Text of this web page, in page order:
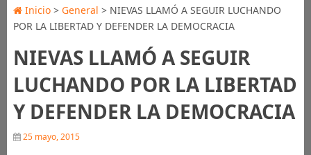
Inicio> General > NIEVAS LLAMÓ A SEGUIR LUCHANDO
POR LA LIBERTAD Y DEFENDER LA DEMOCRACIA
NIEVAS LLAMÓ A SEGUIR
LUCHANDO POR LA LIBERTAD
Y DEFENDER LA DEMOCRACIA
25 mayo, 2015